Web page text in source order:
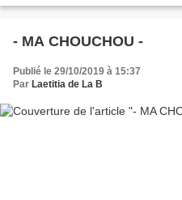
- MA CHOUCHOU -
Publié le 29/10/2019 à 15:37
Par Laetitia de La B